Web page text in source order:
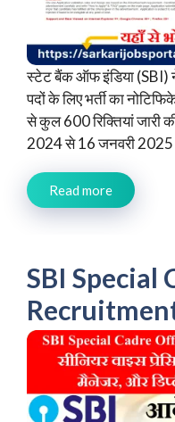
स्टेट बैंक ऑफ इंडिया
पदों के लिए भर्ती का
से कुल 600 रिक्तियां जारी
2024 से 16 जनवरी
Read more
SBI Special